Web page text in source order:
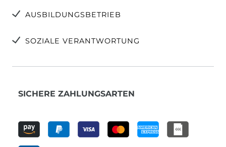
AUSBILDUNGSBETRIEB
SOZIALE VERANTWORTUNG
SICHERE ZAHLUNGSARTEN